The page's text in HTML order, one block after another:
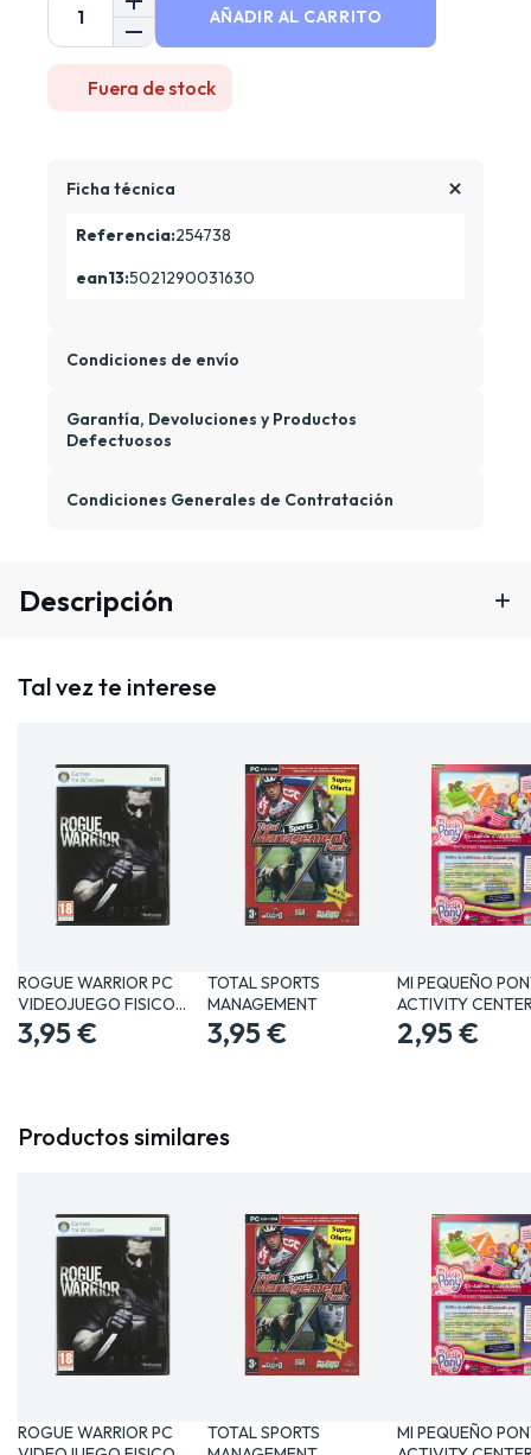
AÑADIR AL CARRITO
Fuera de stock
Ficha técnica
Referencia:254738
ean13:5021290031630
Condiciones de envío
Garantía, Devoluciones y Productos
Defectuosos
Condiciones Generales de Contratación
Descripción
Tal vez te interese
ROGUE WARRIOR PC
VIDEOJUEGO FISICO
PHYSICAL…
3,95 €
TOTAL SPORTS
MANAGEMENT
3,95 €
MI PEQUEÑO
ACTIVITY
2,95 €
Productos similares
ROGUE WARRIOR PC
TOTAL SPORTS
MI PEQUEÑO